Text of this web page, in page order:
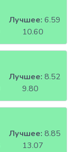
10.60
Лучшее: 6.59
9.80
Лучшее: 8.52
13.07
Лучшее: 8.85